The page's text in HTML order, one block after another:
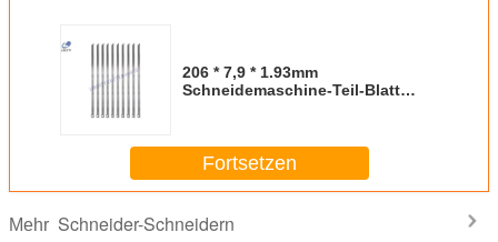
206 * 7,9 * 1.93mm
Schneidemaschine-Teil-Blatt
Fortsetzen
Mehr Schneider-Schneidern